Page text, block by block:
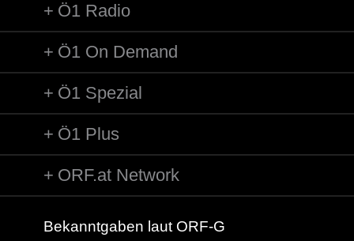
Ö1 Radio
Ö1 On Demand
Ö1 Spezial
Ö1 Plus
ORF.at Network
Bekanntgaben laut ORF-G